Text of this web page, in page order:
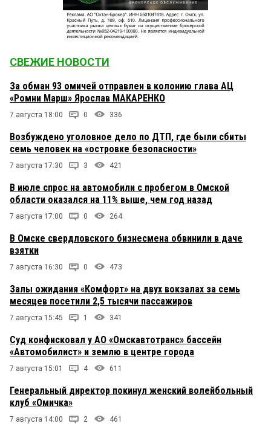
СВЕЖИЕ НОВОСТИ
За обман 93 омичей отправлен в колонию глава АЦ
«Ромни Марш» Ярослав МАКАРЕНКО
7 августа 18:00 0 336
Возбуждено уголовное дело по ДТП, где были сбиты
семь человек на «островке безопасности»
7 августа 17:30 3 421
В июле спрос на автомобили с пробегом в Омской
области оказался на 11% выше, чем год назад
7 августа 17:00 0 264
В Омске свердловского бизнесмена обвинили в даче
взятки
7 августа 16:30 0 473
Залы ожидания «Комфорт» на двух вокзалах за семь
месяцев посетили 2,5 тысячи пассажиров
7 августа 15:45 1 341
Суд конфисковал у АО «Омскавтотранс» бассейн
«Автомобилист» и землю в центре города
7 августа 15:01 4 611
Генеральный директор покинул женский волейбольный
клуб «Омичка»
7 августа 14:00 2 461